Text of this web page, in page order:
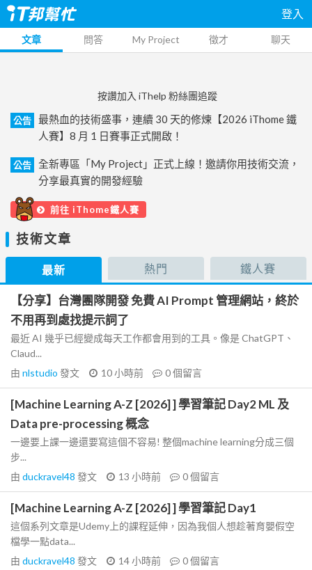
登入
文章 問答 My Project 徵才 聊天
按讚加入 iThelp 粉絲團追蹤
公告
最熱血的技術盛事，連續 30 天的修煉【2026 iThome 鐵
人賽】8 月 1 日賽事正式開啟！
公告
全新專區「My Project」正式上線！邀請你用技術交流，
分享最真實的開發經驗
前往 iThome鐵人賽
技術文章
最新 熱門 鐵人賽
【分享】台灣團隊開發 免費 AI Prompt 管理網站，終於
不用再到處找提示詞了
最近 AI 幾乎已經變成每天工作都會用到的工具。像是 ChatGPT、
Claud...
由 nlstudio 發文 10 小時前 0個留言
[Machine Learning A-Z [2026] ] 學習筆記 Day2 ML 及
Data pre-processing 概念
一邊要上課一邊還要寫這個不容易! 整個machine learning分成三個
步...
由 duckravel48 發文 13 小時前 0個留言
[Machine Learning A-Z [2026] ] 學習筆記 Day1
這個系列文章是Udemy上的課程延伸，因為我個人想趁著育嬰假空
檔學一點data...
由 duckravel48 發文 14 小時前 0個留言